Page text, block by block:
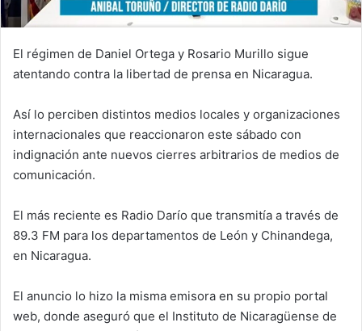
El régimen de Daniel Ortega y Rosario Murillo sigue
atentando contra la libertad de prensa en Nicaragua.
Así lo perciben distintos medios locales y organizaciones
internacionales que reaccionaron este sábado con
indignación ante nuevos cierres arbitrarios de medios de
comunicación.
El más reciente es Radio Darío que transmitía a través de
89.3 FM para los departamentos de León y Chinandega,
en Nicaragua.
El anuncio lo hizo la misma emisora en su propio portal
web, donde aseguró que el Instituto de Nicaragüense de